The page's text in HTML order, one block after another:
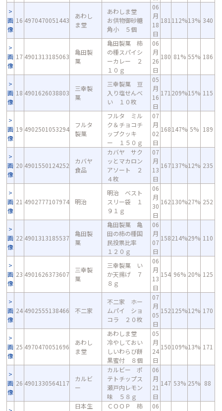
画
像
16 4970470051443
あわし
ま堂
あわしま堂
お供物御砂糖
角小 ５個
06
月
18
日
181 112%13% 340
画
像
17 4901313185063
亀田製
菓
亀田製菓 柿
の種スパイシ
ーカレー ２
１０ｇ
06
月
26
日
180 81% 55% 186
画
像
18 4901626038803
三幸製
菓
三幸製菓 豆
入り塩せんべ
い １０枚
05
月
16
日
171 209%15% 115
画
像
19 4902501053294
フルタ
製菓
フルタ ミル
ク＆チョコチ
ップクッキ
ー １５０ｇ
07
月
02
日
168147% 5% 189
画
像
20 4901550124252
カバヤ
食品
カバヤ サク
ッとマカロン
アソート ２
４枚
07
月
13
日
167137%12% 235
画
像
21 4902777107974 明治
明治 ベスト
スリー袋 １
９１ｇ
06
月
30
日
162130%27% 252
画
像
22 4901313185537
亀田製
菓
亀田製菓 亀
田の柿の種国
民投票比率
１２０ｇ
06
月
07
日
158214%29% 110
画
像
23 4901626373607
三幸製
菓
三幸製菓 い
か天揚げ ７
８ｇ
06
月
13
日
154 96% 20% 125
画
像
24 4902555138466 不二家
不二家 ホー
ムパイ ショ
コラ ２０枚
07
月
05
日
152125%12% 170
画
像
25 4970470051696
あわし
ま堂
あわしま堂
冷やしておい
しいわらび餅
黒蜜付 ８個
05
月
24
日
150109%13% 171
画
像
26 4901330564117
カルビ
ー
カルビー ポ
テトチップス
瀬戸内レモン
味 ５８ｇ
06
月
21
日
147 53% 25% 88
日本生
ＣＯＯＰ 柿
06